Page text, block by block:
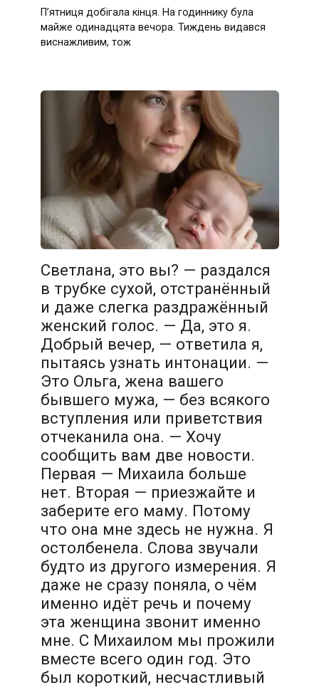
П’ятниця добігала кінця. На годиннику була
майже одинадцята вечора. Тиждень видався
виснажливим, тож
Светлана, это вы? — раздался
в трубке сухой, отстранённый
и даже слегка раздражённый
женский голос. — Да, это я.
Добрый вечер, — ответила я,
пытаясь узнать интонации. —
Это Ольга, жена вашего
бывшего мужа, — без всякого
вступления или приветствия
отчеканила она. — Хочу
сообщить вам две новости.
Первая — Михаила больше
нет. Вторая — приезжайте и
заберите его маму. Потому
что она мне здесь не нужна. Я
остолбенела. Слова звучали
будто из другого измерения. Я
даже не сразу поняла, о чём
именно идёт речь и почему
эта женщина звонит именно
мне. С Михаилом мы прожили
вместе всего один год. Это
был короткий, несчастливый